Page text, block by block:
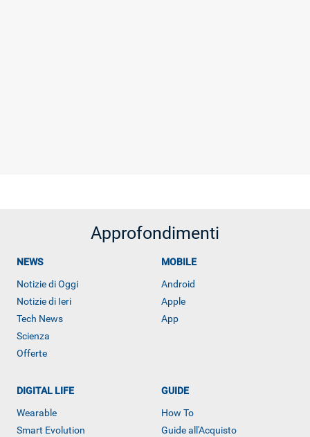
Approfondimenti
NEWS
Notizie di Oggi
Notizie di Ieri
Tech News
Scienza
Offerte
MOBILE
Android
Apple
App
DIGITAL LIFE
Wearable
Smart Evolution
GUIDE
How To
Guide all'Acquisto